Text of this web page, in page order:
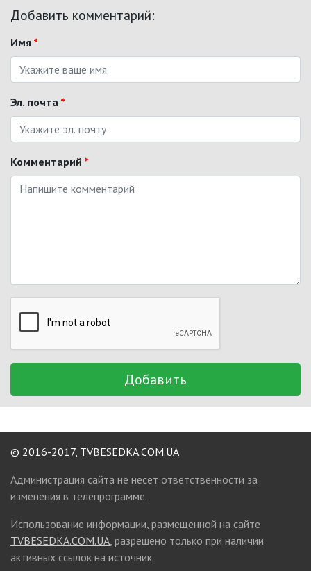
Добавить комментарий:
Имя *
Эл. почта *
Комментарий *
Добавить
© 2016-2017, TVBESEDKA.COM.UA
Администрация сайта не несет ответственности за
изменения в телепрограмме.
Использование информации, размещенной на сайте
TVBESEDKA.COM.UA , разрешено только при наличии
активных ссылок на источник.